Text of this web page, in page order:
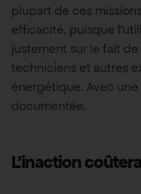
plupart de ces
efficacité, puisque
justement sur le fait
techniciens et autres
énergétique. Avec une
documentée.
L’inaction